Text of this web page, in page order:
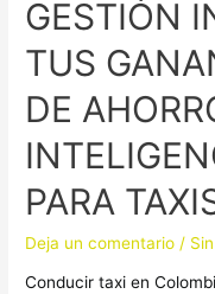
GESTIÓN
TUS
DE
PARA
Deja un comentario /
Conducir taxi en
DE
TUS
GANANCIAS:
CULTURA
DE
FINANCIERA
TAXISTAS